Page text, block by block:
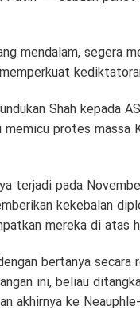
mendalam, segera
Shah kepada
protes massa
terjadi pada
kekebalan
mereka di atas
bertanya
ini, beliau
akhirnya ke